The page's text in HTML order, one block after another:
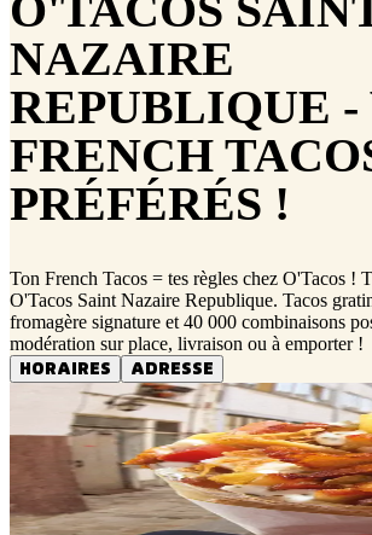
NAZAIRE
REPUBLIQUE -
FRENCH
PRÉFÉRÉS !
Ton French Tacos = tes règles chez O'Tacos !
O'Tacos Saint Nazaire Republique. Tacos
fromagère signature et 40 000 combinaisons
modération sur place, livraison ou à emporter !
HORAIRES
ADRESSE